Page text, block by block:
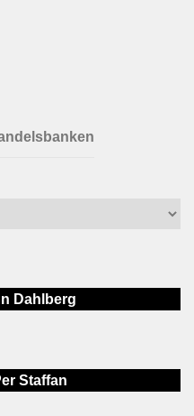
Dahlberg
Staffan